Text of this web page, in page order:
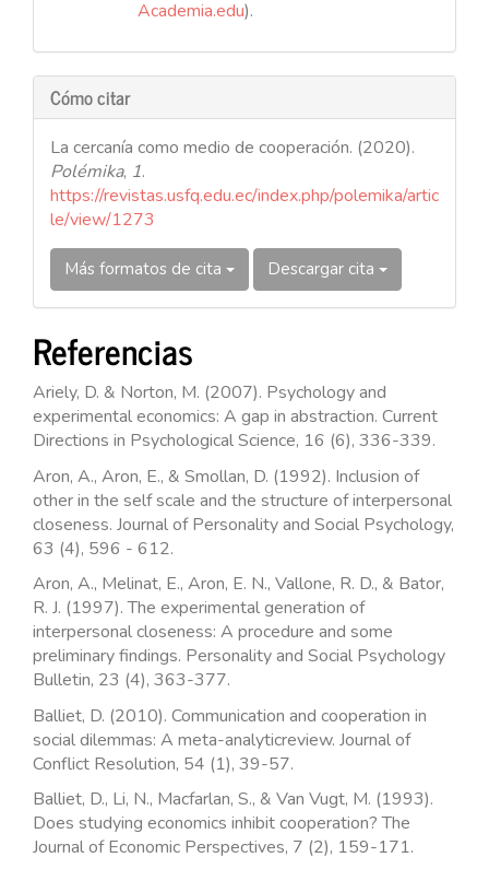
Academia.edu).
Cómo citar
La cercanía como medio de cooperación. (2020).
Polémika, 1.
https://revistas.usfq.edu.ec/index.php/polemika/artic
le/view/1273
Más formatos de cita Descargar cita
Referencias
Ariely, D. & Norton, M. (2007). Psychology and
experimental economics: A gap in abstraction. Current
Directions in Psychological Science, 16 (6), 336-339.
Aron, A., Aron, E., & Smollan, D. (1992). Inclusion of
other in the self scale and the structure of interpersonal
closeness. Journal of Personality and Social Psychology,
63 (4), 596 - 612.
Aron, A., Melinat, E., Aron, E. N., Vallone, R. D., & Bator,
R. J. (1997). The experimental generation of
interpersonal closeness: A procedure and some
preliminary findings. Personality and Social Psychology
Bulletin, 23 (4), 363-377.
Balliet, D. (2010). Communication and cooperation in
social dilemmas: A meta-analyticreview. Journal of
Conflict Resolution, 54 (1), 39-57.
Balliet, D., Li, N., Macfarlan, S., & Van Vugt, M. (1993).
Does studying economics inhibit cooperation? The
Journal of Economic Perspectives, 7 (2), 159-171.